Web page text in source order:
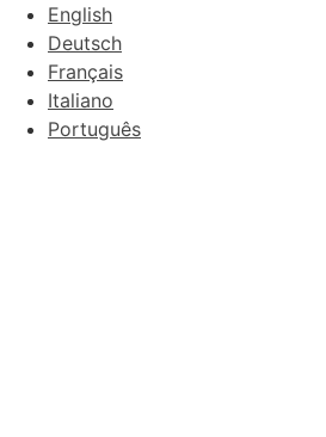
English
Deutsch
Français
Italiano
Português